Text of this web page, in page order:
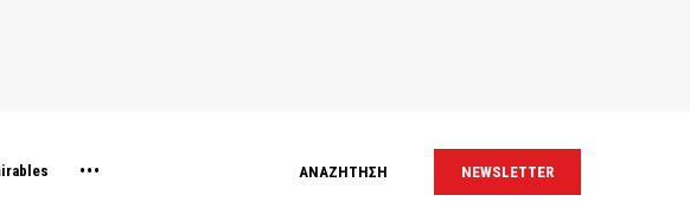
ΑΝΑΖΗΤΗΣΗ NEWSLETTER